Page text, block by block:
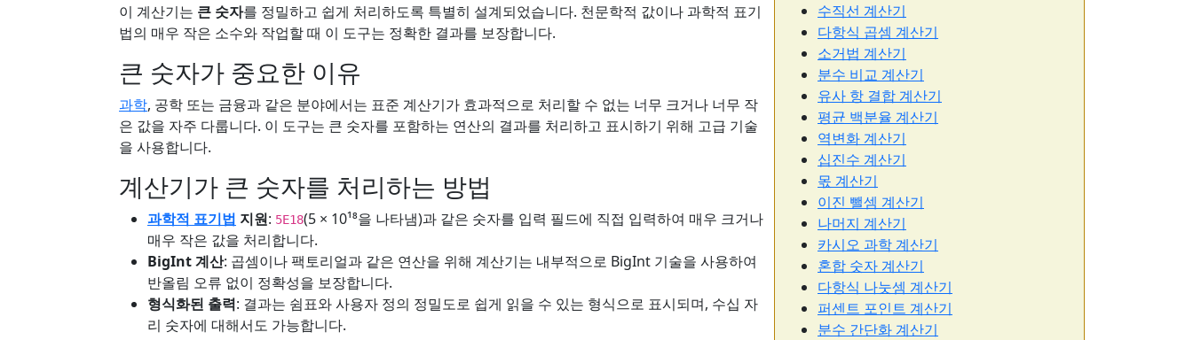
이 계산기는 큰 숫자를 정밀하고 쉽게 처리하도록 특별히 설계되었습니다. 천문학적 값이나 과학적 표기
법의 매우 작은 소수와 작업할 때 이 도구는 정확한 결과를 보장합니다.
큰 숫자가 중요한 이유
과학, 공학 또는 금융과 같은 분야에서는 표준 계산기가 효과적으로 처리할 수 없는 너무 크거나 너무 작
은 값을 자주 다룹니다. 이 도구는 큰 숫자를 포함하는 연산의 결과를 처리하고 표시하기 위해 고급 기술
을 사용합니다.
계산기가 큰 숫자를 처리하는 방법
과학적 표기법 지원: 5E18(5 × 10¹⁸을 나타냄)과 같은 숫자를 입력 필드에 직접 입력하여 매우 크거나
매우 작은 값을 처리합니다.
BigInt 계산: 곱셈이나 팩토리얼과 같은 연산을 위해 계산기는 내부적으로 BigInt 기술을 사용하여
반올림 오류 없이 정확성을 보장합니다.
형식화된 출력: 결과는 쉼표와 사용자 정의 정밀도로 쉽게 읽을 수 있는 형식으로 표시되며, 수십 자
리 숫자에 대해서도 가능합니다.
수직선 계산기
다항식 곱셈 계산기
소거법 계산기
분수 비교 계산기
유사 항 결합 계산기
평균 백분율 계산기
역변화 계산기
십진수 계산기
몫 계산기
이진 뺄셈 계산기
나머지 계산기
카시오 과학 계산기
혼합 숫자 계산기
다항식 나눗셈 계산기
퍼센트 포인트 계산기
분수 간단화 계산기